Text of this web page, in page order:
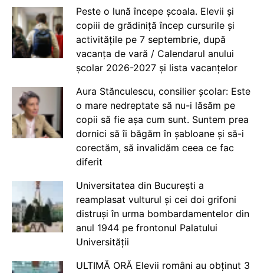
Peste o lună începe școala. Elevii și
copiii de grădiniță încep cursurile și
activitățile pe 7 septembrie, după
vacanța de vară / Calendarul anului
școlar 2026-2027 și lista vacanțelor
Aura Stănculescu, consilier școlar: Este
o mare nedreptate să nu-i lăsăm pe
copii să fie așa cum sunt. Suntem prea
dornici să îi băgăm în șabloane și să-i
corectăm, să invalidăm ceea ce fac
diferit
Universitatea din București a
reamplasat vulturul și cei doi grifoni
distruși în urma bombardamentelor din
anul 1944 pe frontonul Palatului
Universității
ULTIMĂ ORĂ Elevii români au obținut 3